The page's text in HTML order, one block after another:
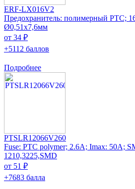
ERF-LX016V2
Предохранитель: полимерный PTC;
Ø0,51x7,6мм
от 34 ₽
+5112 баллов
Подробнее
PTSLR12066V260
Fuse: PTC polymer; 2.6A; Imax: 50A;
1210,3225,SMD
от 51 ₽
+7683 балла